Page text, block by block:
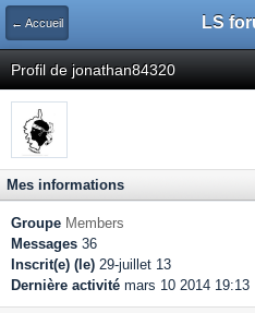
← Accueil LS
Profil de jonathan84320
Mes informations
Groupe Members
Messages 36
Inscrit(e) (le) 29-juillet 13
Dernière activité mars 10 2014 19:13